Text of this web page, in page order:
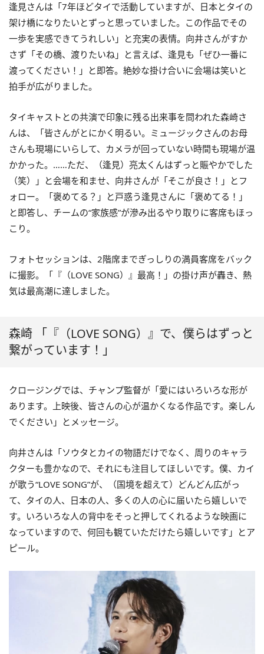
逢見さんは「7年ほどタイで活動していますが、日本とタイの
架け橋になりたいとずっと思っていました。この作品でその
一歩を実感できてうれしい」と充実の表情。向井さんがすか
さず「その橋、渡りたいね」と言えば、逢見も「ぜひ一番に
渡ってください！」と即答。絶妙な掛け合いに会場は笑いと
拍手が広がりました。
タイキャストとの共演で印象に残る出来事を問われた森崎さ
んは、「皆さんがとにかく明るい。ミュージックさんのお母
さんも現場にいらして、カメラが回っていない時間も現場が温
かかった。……ただ、（逢見）亮太くんはずっと賑やかでした
（笑）」と会場を和ませ、向井さんが「そこが良さ！」とフ
ォロー。「褒めてる？」と戸惑う逢見さんに「褒めてる！」
と即答し、チームの“家族感”が滲み出るやり取りに客席もほっ
こり。
フォトセッションは、2階席までぎっしりの満員客席をバック
に撮影。「『（LOVE SONG）』最高！」の掛け声が轟き、熱
気は最高潮に達しました。
森崎 「『（LOVE SONG）』で、僕らはずっと
繋がっています！」
クロージングでは、チャンプ監督が「愛にはいろいろな形が
あります。上映後、皆さんの心が温かくなる作品です。楽しん
でください」とメッセージ。
向井さんは「ソウタとカイの物語だけでなく、周りのキャラ
クターも豊かなので、それにも注目してほしいです。僕、カイ
が歌う“LOVE SONG”が、（国境を超えて）どんどん広がっ
て、タイの人、日本の人、多くの人の心に届いたら嬉しいで
す。いろいろな人の背中をそっと押してくれるような映画に
なっていますので、何回も観ていただけたら嬉しいです」とア
ピール。